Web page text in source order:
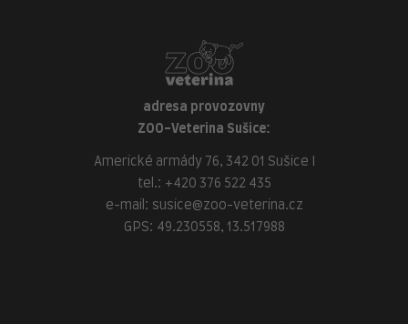
adresa provozovny
ZOO-Veterina Sušice:
Americké armády 76, 342 01 Sušice I
tel.: +420 376 522 435
e-mail: susice@zoo-veterina.cz
GPS: 49.230558, 13.517988